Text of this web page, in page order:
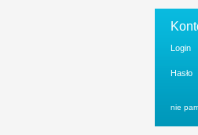
Login
Hasło
nie